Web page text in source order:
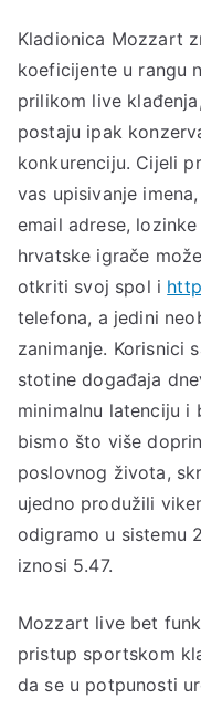
Kladionica Mozzart
koeficijente u rangu
prilikom live
postaju ipak
konkurenciju. Cijeli
vas upisivanje
email adrese,
hrvatske igrače
otkriti svoj spol i
telefona, a jedini
zanimanje. Korisnici
stotine događaja
minimalnu latenciju i
bismo što više
poslovnog života,
ujedno produžili
odigramo u sistemu
iznosi 5.47.
Mozzart live bet
pristup sportskom
da se u potpunosti